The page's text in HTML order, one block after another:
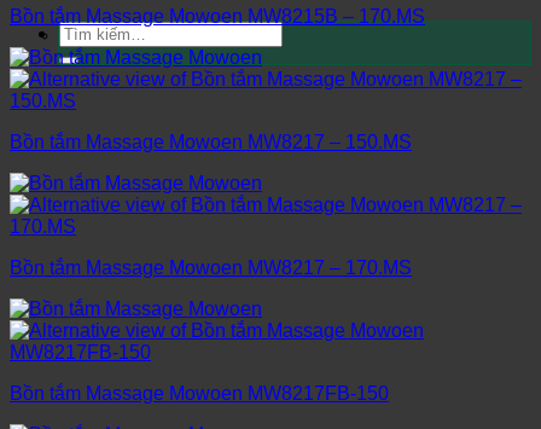
Tìm
kiếm:
Bồn tắm Massage Mowoen MW8215B – 170.MS
Bồn tắm Massage Mowoen MW8217 – 150.MS
Bồn tắm Massage Mowoen MW8217 – 170.MS
Bồn tắm Massage Mowoen MW8217FB-150